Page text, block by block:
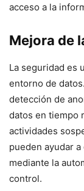
acceso a la
Mejora de
La seguridad es
entorno de
detección de
datos en tiempo
actividades
pueden ayudar
mediante la
control.